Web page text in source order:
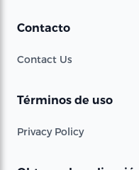
Contacto
Contact Us
Términos de uso
Privacy Policy